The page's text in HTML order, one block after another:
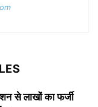
से लाखों का फर्जी